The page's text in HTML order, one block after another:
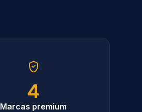
4
Marcas premium